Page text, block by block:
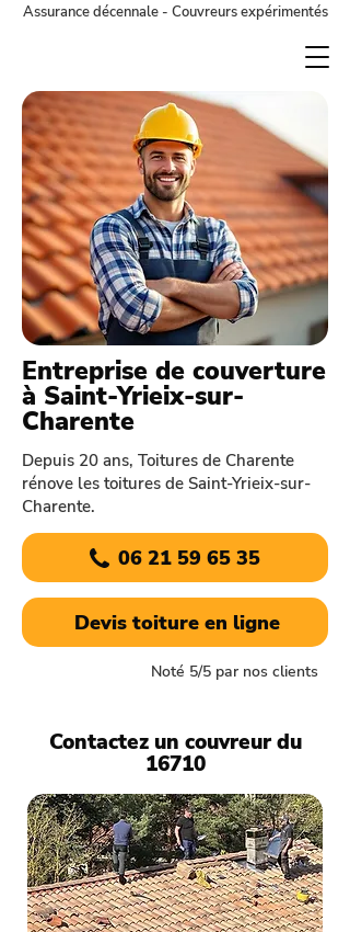
Assurance décennale - Couvreurs expérimentés
Entreprise de couverture
à Saint-Yrieix-sur-
Charente
Depuis 20 ans, Toitures de Charente
rénove les toitures de Saint-Yrieix-sur-
Charente.
06 21 59 65 35
Devis toiture en ligne
Noté 5/5 par nos clients
Contactez un couvreur du
16710